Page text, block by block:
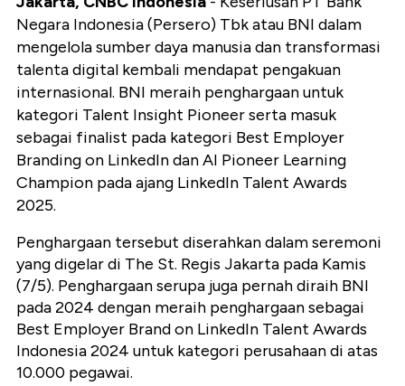
Negara Indonesia (Persero) Tbk atau BNI dalam
mengelola sumber daya manusia dan transformasi
talenta digital kembali mendapat pengakuan
internasional. BNI meraih penghargaan untuk
kategori Talent Insight Pioneer serta masuk
sebagai finalist pada kategori Best Employer
Branding on LinkedIn dan AI Pioneer Learning
Champion pada ajang LinkedIn Talent Awards
2025.
Penghargaan tersebut diserahkan dalam seremoni
yang digelar di The St. Regis Jakarta pada Kamis
(7/5). Penghargaan serupa juga pernah diraih BNI
pada 2024 dengan meraih penghargaan sebagai
Best Employer Brand on LinkedIn Talent Awards
Indonesia 2024 untuk kategori perusahaan di atas
10.000 pegawai.